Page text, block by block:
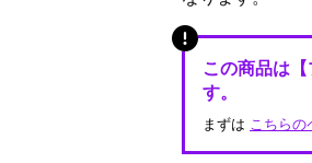
この商品は
す。
まずは こちらの